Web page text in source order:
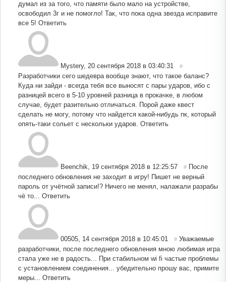
думал из за того, что памяти было мало на устройстве,
освободил 3г и не помогло! Так, что пока одна звезда исправите
все 5! Ответить
Mystery, 20 сентября 2018 в 03:40:31 #
Разработчики сего шедевра вообще знают, что такое баланс?
Куда ни зайди - всегда тебя все выносят с пары ударов, ибо с
разницей всего в 5-10 уровней разница в прокачке, в любом
случае, будет разительно отличаться. Порой даже квест
сделать не могу, потому что найдется какой-нибудь пк, который
опять-таки сольет с нескольки ударов. Ответить
Beenchik 19 сентября 2018 в 12:25:57 # После
последнего обновления не заходит в игру! Пишет не верный
пароль от учётной записи!? Ничего не менял, налажали разрабы
чё то...
Ответить
00505 14 сентября 2018 в 10:45:01 # Уважаемые
разработчики, после последнего обновления мною любимая игра
стала уже не в радость... При стабильном wi fi частые проблемы
с установлением соединения... убедительно прошу вас, примите
меры...
Ответить